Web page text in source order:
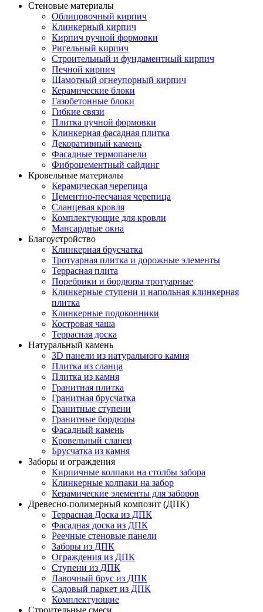
Стеновые материалы
Облицовочный кирпич
Клинкерный кирпич
Кирпич ручной формовки
Ригельный кирпич
Строительный и фундаментный кирпич
Печной кирпич
Шамотный огнеупорный кирпич
Керамические блоки
Газобетонные блоки
Гибкие связи
Плитка ручной формовки
Клинкерная фасадная плитка
Декоративный камень
Фасадные термопанели
Фиброцементный сайдинг
Кровельные материалы
Керамическая черепица
Цементно-песчаная черепица
Сланцевая кровля
Комплектующие для кровли
Мансардные окна
Благоустройство
Клинкерная брусчатка
Тротуарная плитка и дорожные элементы
Террасная плита
Поребрики и бордюры тротуарные
Клинкерные ступени и напольная клинкерная
плитка
Клинкерные подоконники
Костровая чаша
Террасная доска
Натуральный камень
3D панели из натурального камня
Плитка из сланца
Плитка из камня
Гранитная плитка
Гранитная брусчатка
Гранитные ступени
Гранитные бордюры
Фасадный камень
Кровельный сланец
Брусчатка из камня
Заборы и ограждения
Кирпичные колпаки на столбы забора
Клинкерные колпаки на забор
Керамические элементы для заборов
Древесно-полимерный композит (ДПК)
Террасная Доска из ДПК
Фасадная доска из ДПК
Реечные стеновые панели
Заборы из ДПК
Ограждения из ДПК
Ступени из ДПК
Лавочный брус из ДПК
Садовый паркет из ДПК
Комплектующие